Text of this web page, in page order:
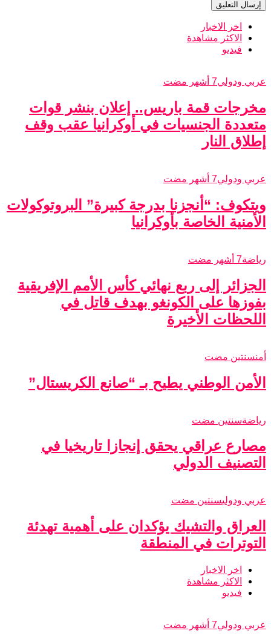
اخر الاخبار
الاكثر مشاهدة
فيديو
عربي ودولي7 أشهر مضت
مخرجات قمة باريس.. إعلان بنشر قوات
متعددة الجنسيات في أوكرانيا عقب وقف
إطلاق النار
عربي ودولي7 أشهر مضت
ويتكوف: “أنجزنا بدرجة كبيرة” البروتوكولات
الأمنية الخاصة بأوكرانيا
رياضة7 أشهر مضت
الجزائر إلى ربع نهائي كأس الأمم الإفريقية
بفوزها على الكونغو بهدف قاتل في
اللحظات الأخيرة
أمنسنتين مضت
الأمن الوطني يطيح بـ “صانع الكريستال”
رياضةسنتين مضت
مصارع عراقي يحقق إنجازا تاريخيا في
التصنيف الدولي
عربي ودوليسنتين مضت
العراق والتشيك يؤكدان على أهمية تهدئة
التوترات في المنطقة
اخر الاخبار
الاكثر مشاهدة
فيديو
عربي ودولي7 أشهر مضت